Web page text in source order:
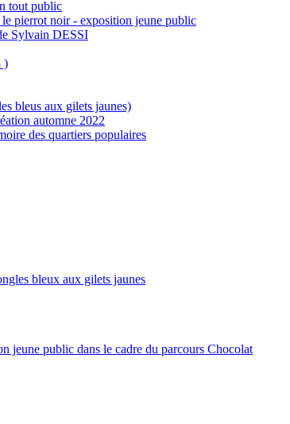
tout public
pierrot noir - exposition jeune public
Sylvain DESSI
)
bleus aux gilets jaunes)
automne 2022
des quartiers populaires
bleux aux gilets jaunes
jeune public dans le cadre du parcours Chocolat